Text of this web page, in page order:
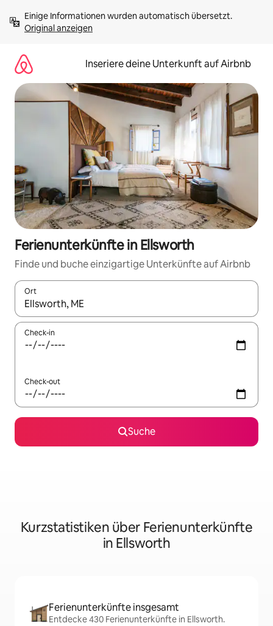
Inhalten
springenOriginal anzeigen
Inseriere deine Unterkunft auf Airbnb
Ferienunterkünfte in Ellsworth
Finde und buche einzigartige Unterkünfte auf Airbnb
Ort
Wenn Ergebnisse verfügbar sind, navigiere mit den
Check-in
Check-out
Suche
Kurzstatistiken über Ferienunterkünfte
in Ellsworth
Ferienunterkünfte insgesamt
Entdecke 430 Ferienunterkünfte in Ellsworth.